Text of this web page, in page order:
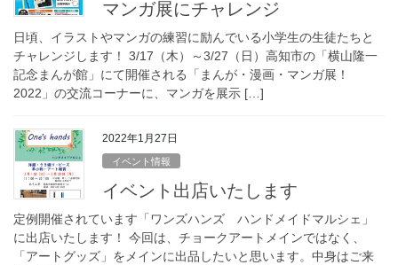
マンガ展にチャレンジ
日頃、イラストやマンガの練習に励んでいる小学生の生徒たちと
チャレンジします！ 3/17（木）～3/27（日）高知市の「横山隆一
記念まんが館」にて開催される「まんが・漫画・マンガ展！
2022」の交流コーナーに、マンガを展示 […]
2022年1月27日
イベント情報
イベント出店いたします
定例開催されています「ワンズハンズ ハンドメイドマルシェ」
に出店いたします！ 今回は、チョークアートメインではなく、
「アートグッズ」をメインに出品したいと思います。中身はご来